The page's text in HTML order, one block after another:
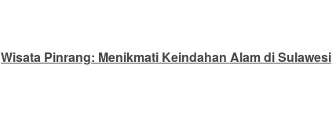
Wisata Pinrang: Menikmati Keindahan Alam di Sulawesi